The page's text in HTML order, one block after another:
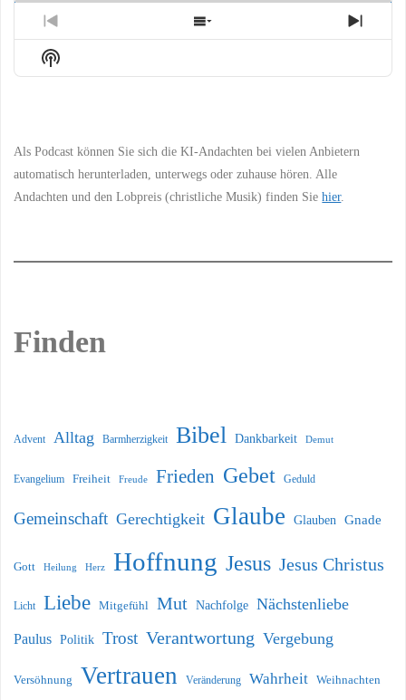
Previous
Episode
Show
Episodes
Next
Show
Podcast
Als Podcast können Sie sich die KI-Andachten bei vielen Anbietern
automatisch herunterladen, unterwegs oder zuhause hören. Alle
Andachten und den Lobpreis (christliche Musik) finden Siehier.
Finden
Advent Alltag Barmherzigkeit Bibel Dankbarkeit Demut
Evangelium Freiheit Freude Frieden Gebet Geduld
Gemeinschaft Gerechtigkeit Glaube Glauben Gnade
Gott Heilung Herz Hoffnung Jesus Jesus Christus
Licht Liebe Mitgefühl Mut Nachfolge Nächstenliebe
Paulus Politik Trost Verantwortung Vergebung
Versöhnung Vertrauen Veränderung Wahrheit Weihnachten